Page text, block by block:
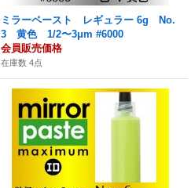
ミラーペースト レギュラー 6g No.
3 黄色 1/2〜3μm #6000
会員販売価格
在庫数 4点